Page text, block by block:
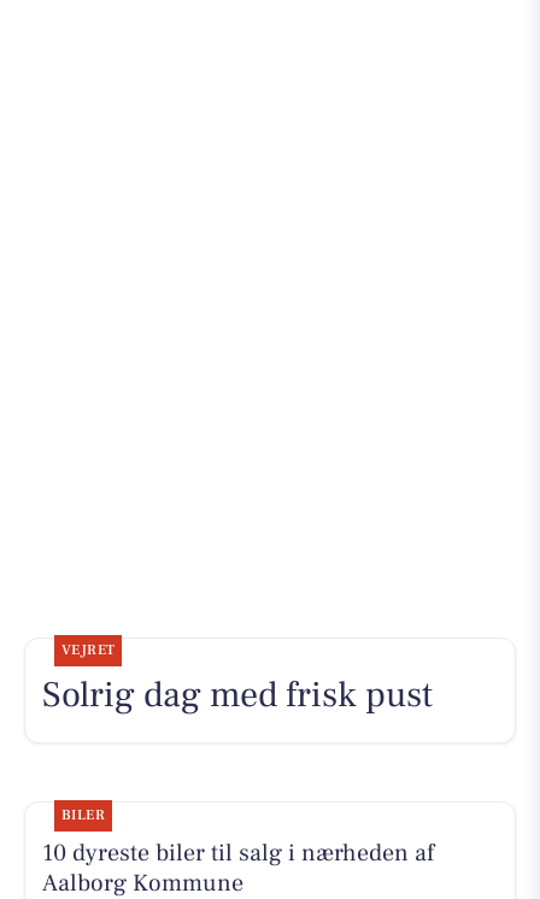
VEJRET
Solrig dag med frisk pust
BILER
10 dyreste biler til salg i nærheden af
Aalborg Kommune